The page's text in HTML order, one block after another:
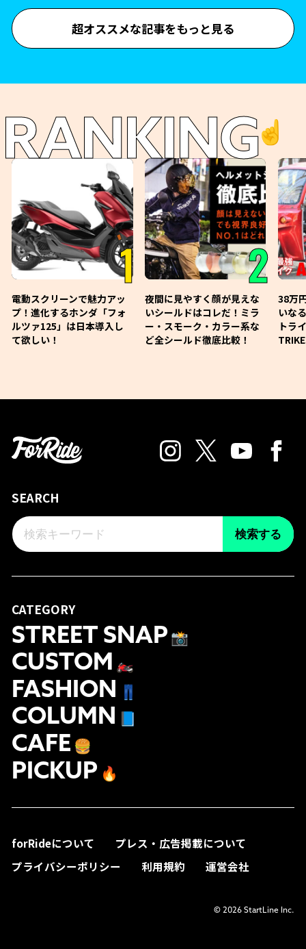
超オススメな記事をもっと見る
RANKING☝️
1
電動スクリーンで魅力アッ
プ！進化するホンダ「フォ
ルツァ125」は日本導入し
て欲しい！
2
夜間に見やすく顔が見えな
いシールドはコレだ！ミラ
ー・スモーク・カラー系な
ど全シールド徹底比較！
38万
いな
トラ
SEARCH
検索する
CATEGORY
STREET SNAP 📸
CUSTOM 🏍
FASHION 👖
COLUMN
CAFE 🍔
PICKUP 🔥
forRideについて
プレス・広告掲載について
プライバシーポリシー
利用規約 運営会社
© 2026 StartLine Inc.